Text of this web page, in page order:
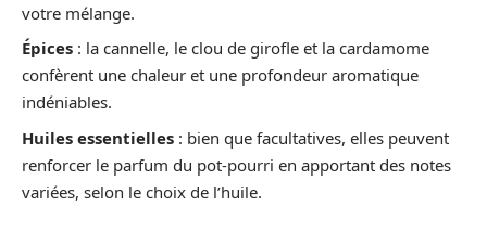
votre mélange.
Épices : la cannelle, le clou de girofle et la cardamome
confèrent une chaleur et une profondeur aromatique
indéniables.
Huiles essentielles : bien que facultatives, elles peuvent
renforcer le parfum du pot-pourri en apportant des notes
variées, selon le choix de l’huile.